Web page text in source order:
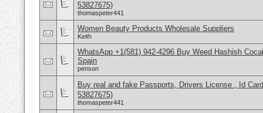
53827675)
thomaspeter441
Women Beauty Products Wholesale Suppliers
Keith
WhatsApp +1(581) 942-4296 Buy Weed Hashish
Spain
penson
Buy real and fake Passports, Drivers License , Id
53827675)
thomaspeter441